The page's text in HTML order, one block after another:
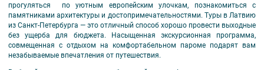
прогуляться по уютным европейским улочкам, познакомиться с
памятниками архитектуры и достопримечательностями. Туры в Латвию
из Санкт-Петербурга — это отличный способ хорошо провести выходные
без ущерба для бюджета. Насыщенная экскурсионная программа,
совмещенная с отдыхом на комфортабельном пароме подарят вам
незабываемые впечатления от путешествия.